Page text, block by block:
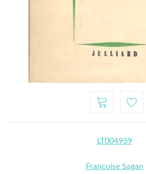
LT004959
Françoise Sagan